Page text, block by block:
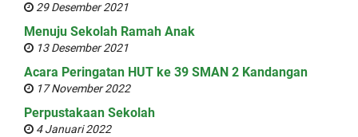
29 Desember 2021
Menuju Sekolah Ramah Anak
13 Desember 2021
Acara Peringatan HUT ke 39 SMAN 2 Kandangan
17 November 2022
Perpustakaan Sekolah
4 Januari 2022